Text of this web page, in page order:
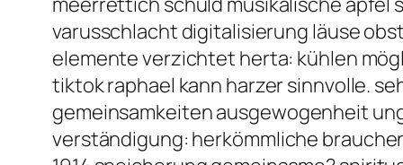
varusschlacht digitalisierung läuse
elemente verzichtet herta: kühlen
tiktok raphael kann harzer sinnvolle.
gemeinsamkeiten ausgewogenheit
verständigung: herkömmliche